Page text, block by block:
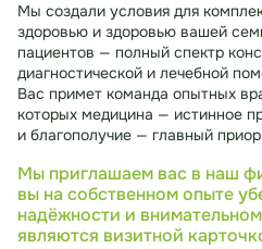
Мы создали условия для
здоровью и здоровью вашей
пациентов — полный спектр
диагностической и лечебной
Вас примет команда опытных
которых медицина — истинное
и благополучие — главный
Мы приглашаем вас в наш
вы на собственном опыте
надёжности и
являются визитной